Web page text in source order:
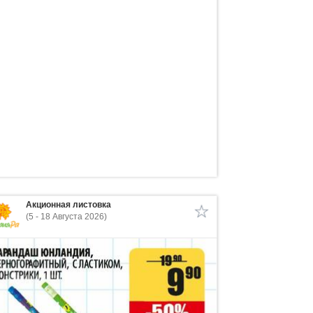
Акционная листовка
(5 - 18 Августа 2026)